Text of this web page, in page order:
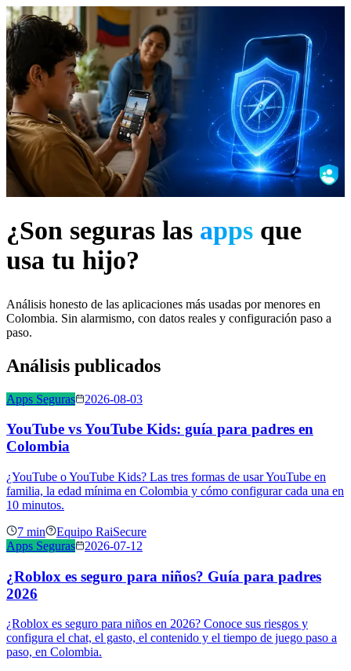
Inicio Funciones ExpertosPlanes Recursos
Latam BETA PRIVADA
Blog/Apps Seguras
Análisis · Apps · Colombia
¿Son seguras las apps que
usa tu hijo?
Análisis honesto de las aplicaciones más usadas por menores en
Colombia. Sin alarmismo, con datos reales y configuración paso a
paso.
Análisis publicados
Apps Seguras 2026-08-03
YouTube vs YouTube Kids: guía para padres en
Colombia
¿YouTube o YouTube Kids? Las tres formas de usar YouTube en
familia, la edad mínima en Colombia y cómo configurar cada una en
10 minutos.
7 min
Equipo RaiSecure
Apps Seguras
2026-07-12
¿Roblox es seguro para niños? Guía para padres
2026
¿Roblox es seguro para niños en 2026? Conoce sus riesgos y
configura el chat, el gasto, el contenido y el tiempo de juego paso a
paso, en Colombia.